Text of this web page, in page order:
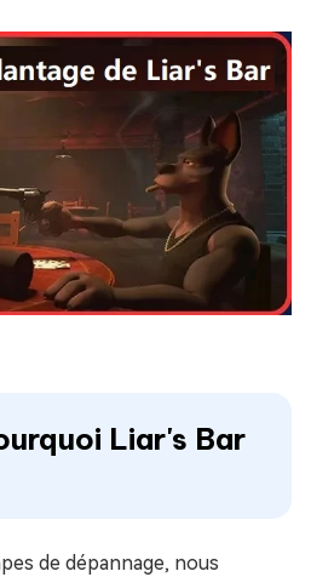
Liar's Bar
de dépannage, nous